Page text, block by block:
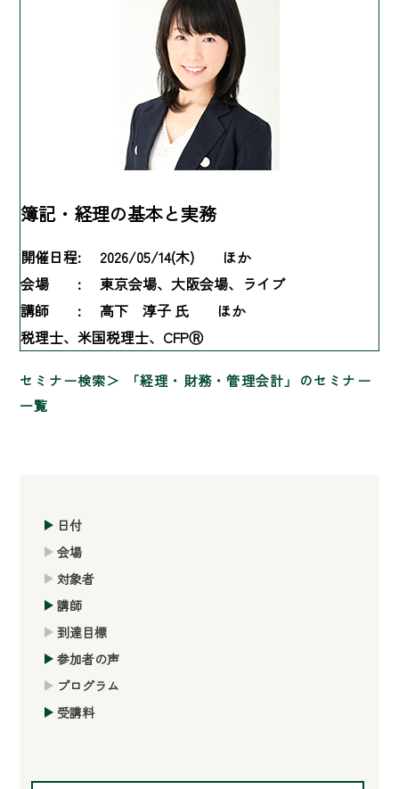
日付
会場
対象者
講師
到達目標
参加者の声
プログラム
受講料
簿記・経理の基本と実務
開催日程:
2026/05/14(木) ほか
会場 :
東京会場、大阪会場、ライブ
講師 :
高下 淳子 氏 ほか
税理士、米国税理士、CFPⓇ
セミナー検索
「経理・財務・管理会計」のセミナー
一覧